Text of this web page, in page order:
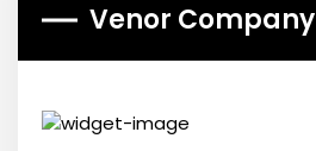
Venor Company